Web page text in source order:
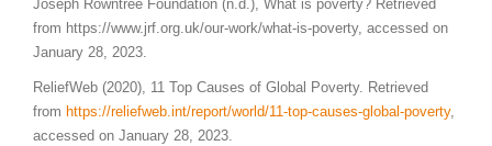
Joseph Rowntree Foundation (n.d.), What is poverty? Retrieved
from https://www.jrf.org.uk/our-work/what-is-poverty, accessed on
January 28, 2023.
ReliefWeb (2020), 11 Top Causes of Global Poverty. Retrieved
from https://reliefweb.int/report/world/11-top-causes-global-poverty,
accessed on January 28, 2023.